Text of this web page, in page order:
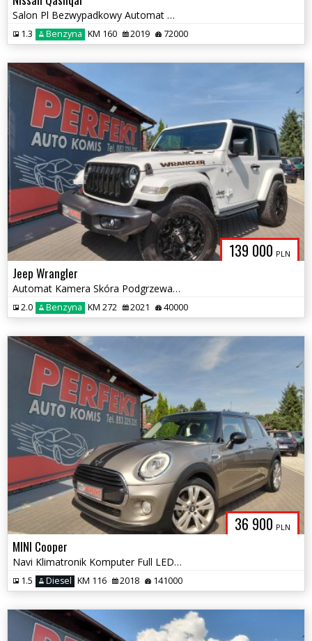
Salon Pl Bezwypadkowy Automat Navi Kamera Sensor Elektryka 2xPDC Alu
1.3 Benzyna KM 160 2019 72000
139 000 PLN
Jeep Wrangler
Automat Kamera Skóra Podgrzewane fotele
2.0 Benzyna KM 272 2021 40000
36 900 PLN
MINI Cooper
Navi Klimatronik Komputer Full LED PDC
1.5 Diesel KM 116 2018 141000